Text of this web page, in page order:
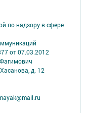
по надзору в сфере
от 07.03.2012
д. 12